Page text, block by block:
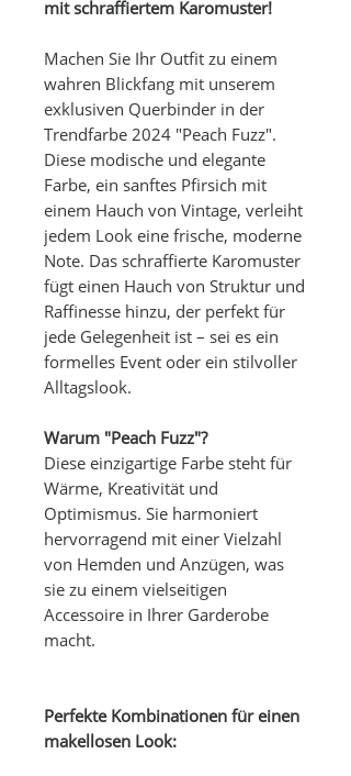
mit schraffiertem Karomuster!
Machen Sie Ihr Outfit zu einem
wahren Blickfang mit unserem
exklusiven Querbinder in der
Trendfarbe 2024 "Peach Fuzz".
Diese modische und elegante
Farbe, ein sanftes Pfirsich mit
einem Hauch von Vintage, verleiht
jedem Look eine frische, moderne
Note. Das schraffierte Karomuster
fügt einen Hauch von Struktur und
Raffinesse hinzu, der perfekt für
jede Gelegenheit ist – sei es ein
formelles Event oder ein stilvoller
Alltagslook.
Warum "Peach Fuzz"?
Diese einzigartige Farbe steht für
Wärme, Kreativität und
Optimismus. Sie harmoniert
hervorragend mit einer Vielzahl
von Hemden und Anzügen, was
sie zu einem vielseitigen
Accessoire in Ihrer Garderobe
macht.
Perfekte Kombinationen für einen
makellosen Look: